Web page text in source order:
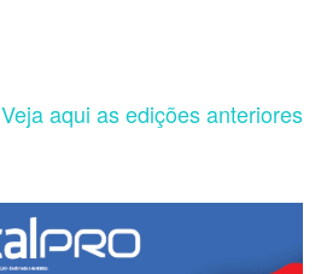
Veja aqui as edições anteriores